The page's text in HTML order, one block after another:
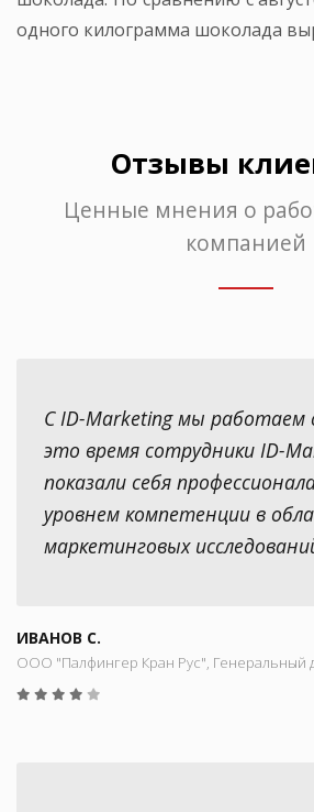
одного килограмма шоколада
Отзывы
Ценные мнения о
компанией
С ID-Marketing мы работаем
это время сотрудники ID-
показали себя
уровнем компетенции в
маркетинговых
ИВАНОВ С.
ООО "Палфингер Кран Рус", Генеральный